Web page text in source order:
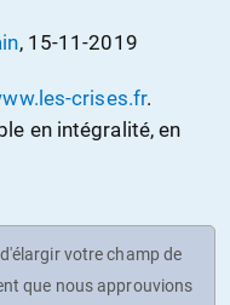
, 15-11-2019
crises.fr.
en intégralité, en
votre champ de
que nous approuvions